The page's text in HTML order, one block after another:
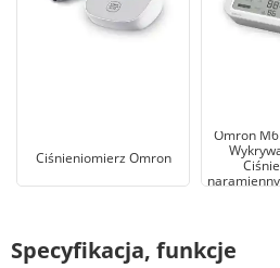
Ciśnieniomierz Omron
Omron
Specyfikacja, funkcje